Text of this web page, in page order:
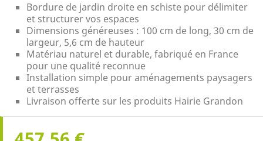
Bordure de jardin droite en schiste pour délimiter
et structurer vos espaces
Dimensions généreuses : 100 cm de long, 30 cm de
largeur, 5,6 cm de hauteur
Matériau naturel et durable, fabriqué en France
pour une qualité reconnue
Installation simple pour aménagements paysagers
et terrasses
Livraison offerte sur les produits Hairie Grandon